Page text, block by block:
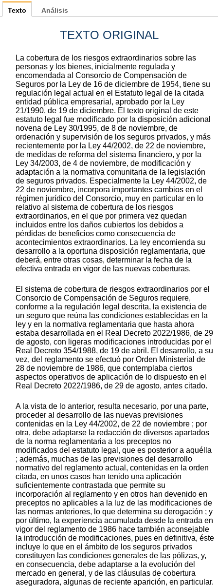
Texto
TEXTO ORIGINAL
La cobertura de los riesgos extraordinarios sobre las
personas y los bienes, inicialmente regulada y
encomendada al Consorcio de Compensación de
Seguros por la Ley de 16 de diciembre de 1954, tiene su
regulación legal actual en el Estatuto legal de la citada
entidad pública empresarial, aprobado por la Ley
21/1990, de 19 de diciembre. El texto original de este
estatuto legal fue modificado por la disposición adicional
novena de Ley 30/1995, de 8 de noviembre, de
ordenación y supervisión de los seguros privados, y más
recientemente por la Ley 44/2002, de 22 de noviembre,
de medidas de reforma del sistema financiero, y por la
Ley 34/2003, de 4 de noviembre, de modificación y
adaptación a la normativa comunitaria de la legislación
de seguros privados. Especialmente la Ley 44/2002, de
22 de noviembre, incorpora importantes cambios en el
régimen jurídico del Consorcio, muy en particular en lo
relativo al sistema de cobertura de los riesgos
extraordinarios, en el que por primera vez quedan
incluidos entre los daños cubiertos los debidos a
pérdidas de beneficios como consecuencia de
acontecimientos extraordinarios. La ley encomienda su
desarrollo a la oportuna disposición reglamentaria, que
deberá, entre otras cosas, determinar la fecha de la
efectiva entrada en vigor de las nuevas coberturas.
El sistema de cobertura de riesgos extraordinarios por el
Consorcio de Compensación de Seguros requiere,
conforme a la regulación legal descrita, la existencia de
un seguro que reúna las condiciones establecidas en la
ley y en la normativa reglamentaria que hasta ahora
estaba desarrollada en el Real Decreto 2022/1986, de 29
de agosto, con ligeras modificaciones introducidas por el
Real Decreto 354/1988, de 19 de abril. El desarrollo, a su
vez, del reglamento se efectuó por Orden Ministerial de
28 de noviembre de 1986, que contemplaba ciertos
aspectos operativos de aplicación de lo dispuesto en el
Real Decreto 2022/1986, de 29 de agosto, antes citado.
A la vista de lo anterior, resulta necesario, por una parte,
proceder al desarrollo de las nuevas previsiones
contenidas en la Ley 44/2002, de 22 de noviembre ; por
otra, debe adaptarse la redacción de diversos apartados
de la norma reglamentaria a los preceptos no
modificados del estatuto legal, que es posterior a aquélla
; además, muchas de las previsiones del desarrollo
normativo del reglamento actual, contenidas en la orden
citada, en unos casos han tenido una aplicación
suficientemente contrastada que permite su
incorporación al reglamento y en otros han devenido en
preceptos no aplicables a la luz de las modificaciones de
las normas anteriores, lo que determina su derogación ; y
por último, la experiencia acumulada desde la entrada en
vigor del reglamento de 1986 hace también aconsejable
la introducción de modificaciones, pues en definitiva, éste
incluye lo que en el ámbito de los seguros privados
constituyen las condiciones generales de las pólizas, y,
en consecuencia, debe adaptarse a la evolución del
mercado en general, y de las cláusulas de cobertura
aseguradora, algunas de reciente aparición, en particular.
Análisis